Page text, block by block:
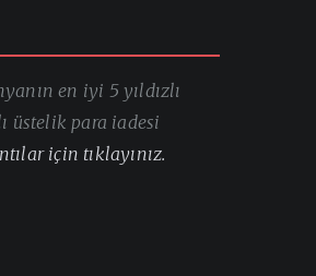
en iyi 5 yıldızlı
üstelik para iadesi
için tıklayınız.